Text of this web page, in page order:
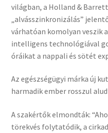
világban, a Holland &
„alvásszinkronizálás”
várhatóan komolyan veszik
intelligens technológiával
óráikat a nappali és sötét
Az egészségügyi márka új
harmadik ember rosszul
A szakértők elmondták:
törekvés folytatódik, a